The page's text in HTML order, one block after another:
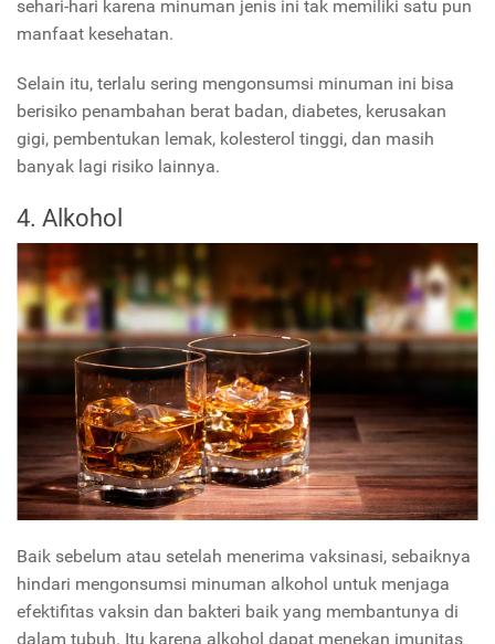
sehari-hari karena minuman jenis ini tak memiliki satu pun
manfaat kesehatan.
Selain itu, terlalu sering mengonsumsi minuman ini bisa
berisiko penambahan berat badan, diabetes, kerusakan
gigi, pembentukan lemak, kolesterol tinggi, dan masih
banyak lagi risiko lainnya.
4. Alkohol
Baik sebelum atau setelah menerima vaksinasi, sebaiknya
hindari mengonsumsi minuman alkohol untuk menjaga
efektifitas vaksin dan bakteri baik yang membantunya di
dalam tubuh. Itu karena alkohol dapat menekan imunitas